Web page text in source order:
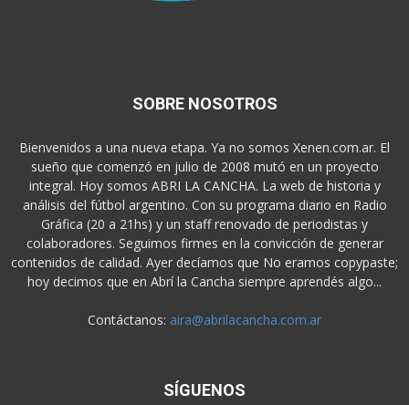
SOBRE NOSOTROS
Bienvenidos a una nueva etapa. Ya no somos Xenen.com.ar. El
sueño que comenzó en julio de 2008 mutó en un proyecto
integral. Hoy somos ABRI LA CANCHA. La web de historia y
análisis del fútbol argentino. Con su programa diario en Radio
Gráfica (20 a 21hs) y un staff renovado de periodistas y
colaboradores. Seguimos firmes en la convicción de generar
contenidos de calidad. Ayer decíamos que No eramos copypaste;
hoy decimos que en Abrí la Cancha siempre aprendés algo...
Contáctanos: aira@abrilacancha.com.ar
SÍGUENOS